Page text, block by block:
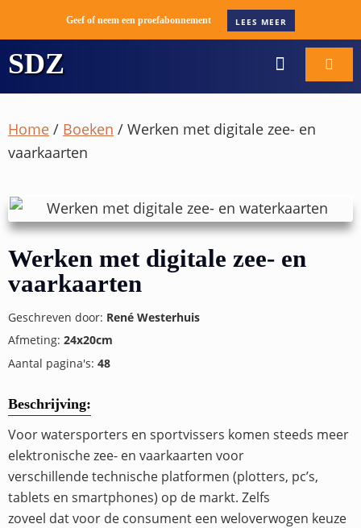
Geef of neem een proefabonnement LEES MEER
SDZ
Home / Boeken / Werken met digitale zee- en
vaarkaarten
Werken met digitale zee- en
vaarkaarten
Geschreven door: René Westerhuis
Afmeting: 24x20cm
Aantal pagina's: 48
Beschrijving:
Voor watersporters en sportvissers komen steeds meer
elektronische zee- en vaarkaarten voor
verschillende technische platformen (plotters, pc’s,
tablets en smartphones) op de markt. Zelfs
zoveel dat voor de consument een weloverwogen keuze